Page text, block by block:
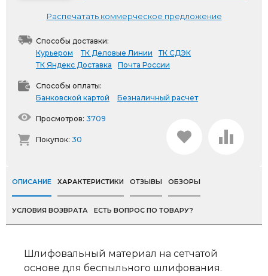
Распечатать коммерческое предложение
Способы доставки:
Курьером
ТК Деловые Линии
ТК СДЭК
ТК Яндекс Доставка
Почта России
Способы оплаты:
Банковской картой
Безналичный расчет
Просмотров: 3709
Покупок: 30
ОПИСАНИЕ ХАРАКТЕРИСТИКИ ОТЗЫВЫ ОБЗОРЫ
УСЛОВИЯ ВОЗВРАТА ЕСТЬ ВОПРОС ПО ТОВАРУ?
Шлифовальный материал на сетчатой
основе для беспыльного шлифования.